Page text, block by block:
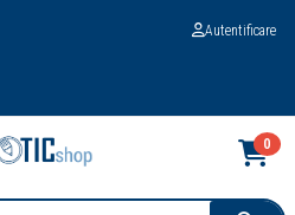
Autentificare
0